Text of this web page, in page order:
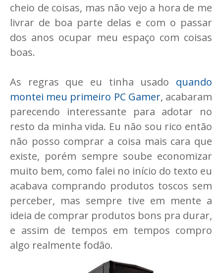
cheio de coisas, mas não vejo a hora de me
livrar de boa parte delas e com o passar
dos anos ocupar meu espaço com coisas
boas.
As regras que eu tinha usado quando
montei meu primeiro PC Gamer, acabaram
parecendo interessante para adotar no
resto da minha vida. Eu não sou rico então
não posso comprar a coisa mais cara que
existe, porém sempre soube economizar
muito bem, como falei no início do texto eu
acabava comprando produtos toscos sem
perceber, mas sempre tive em mente a
ideia de comprar produtos bons pra durar,
e assim de tempos em tempos compro
algo realmente fodão.